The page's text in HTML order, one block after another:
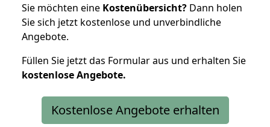
Sie möchten eine Kostenübersicht? Dann holen
Sie sich jetzt kostenlose und unverbindliche
Angebote.
Füllen Sie jetzt das Formular aus und erhalten Sie
kostenloseAngebote.
Kostenlose Angebote erhalten